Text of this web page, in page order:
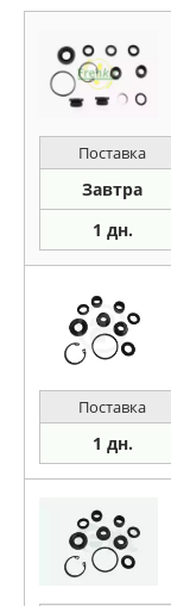
Поставка
Завтра
1 дн.
Поставка
1 дн.